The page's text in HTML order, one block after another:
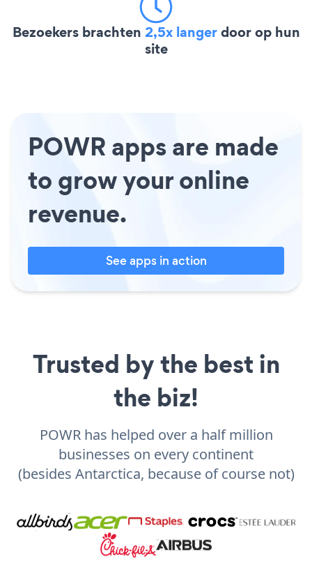
Bezoekers brachten 2,5x langerdoor op hun
site
POWR apps are made
to grow your online
revenue.
See apps in action
Trusted by the best in
the biz!
POWR has helped over a half million
businesses on every continent
(besides Antarctica, because of course not)